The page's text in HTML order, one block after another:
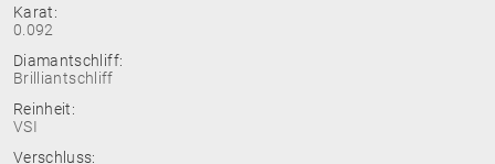
Karat:
0.092
Diamantschliff:
Brilliantschliff
Reinheit:
VSI
Verschluss: